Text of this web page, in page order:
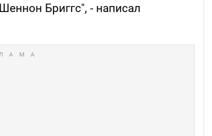
Бриггс", - написал